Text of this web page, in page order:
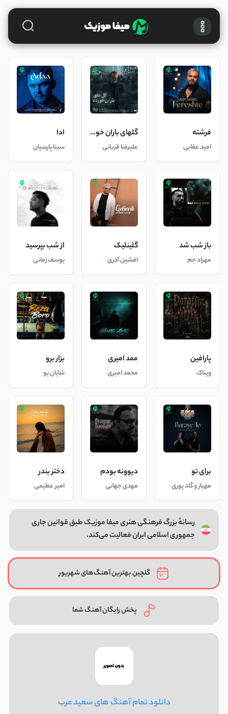
فرشته
امید عقابی
گلهای باران خورده
علیرضا قربانی
ادا
سینا پارسیان
باز شب شد
مهراد جم
گلینلیک
افشین آذری
از شب بپرسید
یوسف زمانی
پارافین
ویناک
ممد امیری
محمد امیری
بزار برو
شایان یو
برای تو
مهیار و گاد پوری
دیوونه بودم
مهدی جهانی
دختر بندر
امیر عظیمی
رسانهٔ بزرگ فرهنگی هنری میفا موزیک طبق قوانین جاری
جمهوری اسلامی ایران فعالیت می‌کند.
گلچین بهترین آهنگ‌های شهریور
پخش رایگان آهنگ شما
دانلود تمام آهنگ های سعید عرب